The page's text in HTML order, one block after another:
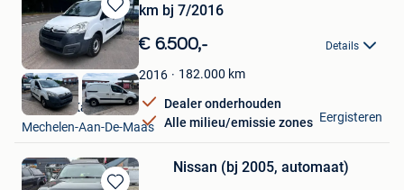
Bewaren
in
Mijn
Favorieten
km bj 7/2016
€ 6.500,- Details
2016 182.000 km
Dealer onderhouden
Alle milieu/emissie zones
Mehmet Kaya
Mechelen-Aan-De-Maas
Eergisteren
Nissan (bj 2005, automaat)